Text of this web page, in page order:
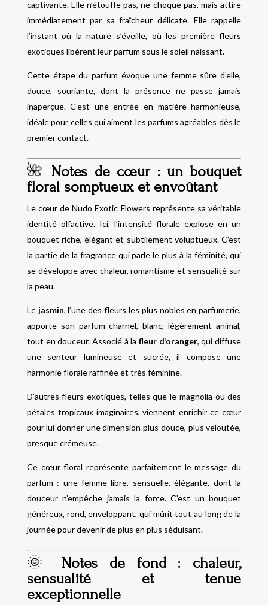
captivante. Elle n’étouffe pas, ne choque pas, mais attire
immédiatement par sa fraîcheur délicate. Elle rappelle
l’instant où la nature s’éveille, où les première fleurs
exotiques libèrent leur parfum sous le soleil naissant.
Cette étape du parfum évoque une femme sûre d’elle,
douce, souriante, dont la présence ne passe jamais
inaperçue. C’est une entrée en matière harmonieuse,
idéale pour celles qui aiment les parfums agréables dès le
premier contact.
🌺 Notes de cœur : un bouquet
floral somptueux et envoûtant
Le cœur de Nudo Exotic Flowers représente sa véritable
identité olfactive. Ici, l’intensité florale explose en un
bouquet riche, élégant et subtilement voluptueux. C’est
la partie de la fragrance qui parle le plus à la féminité, qui
se développe avec chaleur, romantisme et sensualité sur
la peau.
Le jasmin, l’une des fleurs les plus nobles en parfumerie,
apporte son parfum charnel, blanc, légèrement animal,
tout en douceur. Associé à lafleur d’oranger, qui diffuse
une senteur lumineuse et sucrée, il compose une
harmonie florale raffinée et très féminine.
D’autres fleurs exotiques, telles que le magnolia ou des
pétales tropicaux imaginaires, viennent enrichir ce cœur
pour lui donner une dimension plus douce, plus veloutée,
presque crémeuse.
Ce cœur floral représente parfaitement le message du
parfum : une femme libre, sensuelle, élégante, dont la
douceur n’empêche jamais la force. C’est un bouquet
généreux, rond, enveloppant, qui mûrit tout au long de la
journée pour devenir de plus en plus séduisant.
🌞 Notes de fond : chaleur,
sensualité et tenue
exceptionnelle